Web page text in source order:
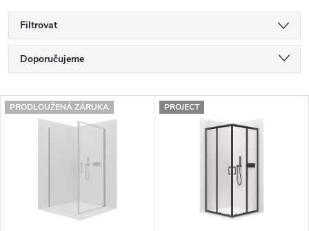
Filtrovat
Ř
z
Doporučujeme
Nejdražší
V
PRODLOUŽENÁ ZÁRUKA PROJECT